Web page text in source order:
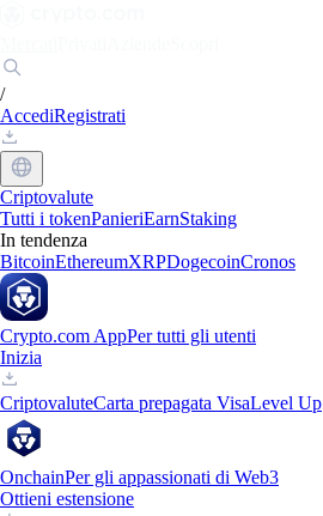
/
AccediRegistrati
Criptovalute
Tutti i tokenPanieriEarnStaking
In tendenza
BitcoinEthereumXRPDogecoinCronos
Crypto.com AppPer tutti gli utenti
Inizia
CriptovaluteCarta prepagata VisaLevel Up
OnchainPer gli appassionati di Web3
Ottieni estensione